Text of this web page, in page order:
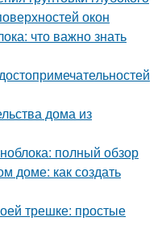
окон
что важно знать
дома из
полный обзор
доме: как создать
трешке: простые